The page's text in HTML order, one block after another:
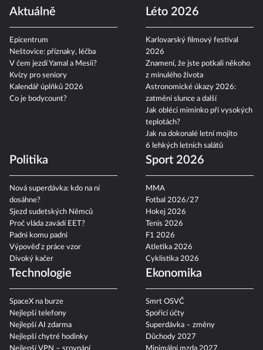
Aktuálně
Epicentrum
Neštovice: příznaky, léčba
V čem jezdí Yamal a Mesii?
Kvízy pro seniory
Kalendář úplňků 2026
Co je bodycount?
Léto 2026
Karlovarský filmový festival
2026
Znamení, že jste potkali někoho
z minulého života
Astronomické úkazy 2026:
zatmění slunce a další
Jak obléci miminko při vysokých
teplotách?
Jak na dokonalé letní mojito
6 lehkých letních salátů
Politika
Nová superdávka: kdo na ní
dosáhne?
Sjezd sudetských Němců
Proč vláda zavádí EET?
Padni komu padni
Výpověď z práce vzor
Divoký kačer
Sport 2026
MMA
Fotbal 2026/27
Hokej 2026
Tenis 2026
F1 2026
Atletika 2026
Cyklistika 2026
Technologie
SpaceX na burze
Nejlepší telefony
Nejlepší AI zdarma
Nejlepší chytré hodinky
Ekonomika
Smrt OSVČ
Spořicí účty
Superdávka – změny
Důchody 2027